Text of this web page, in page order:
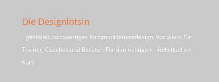
Die Designlotsin
gestaltet hochwertiges Kommunikationsdesign. Vor allem für
Trainer, Coaches und Berater. Für den richtigen - individuellen -
Kurs.